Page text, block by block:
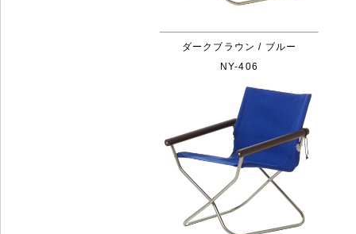
ダークブラウン / ブルー
NY-406